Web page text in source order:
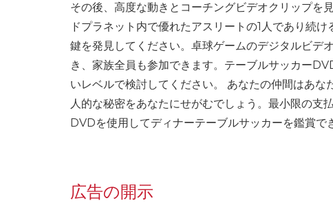
その後、高度な動きとコーチングビデオクリップを
ドプラネット内で優れたアスリートの1人であり続
鍵を発見してください。卓球ゲームのデジタルビデ
き、家族全員も参加できます。テーブルサッカー
いレベルで検討してください。 あなたの仲間はあ
人的な秘密をあなたにせがむでしょう。最小限の支
DVDを使用してディナーテーブルサッカーを鑑賞で
広告の開示